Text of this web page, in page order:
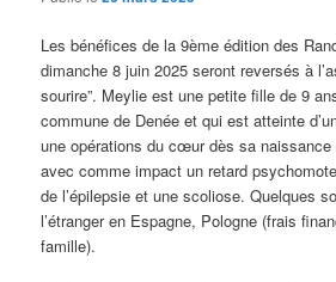
Les bénéfices de la 9ème édition des
dimanche 8 juin 2025 seront reversés à
sourire”. Meylie est une petite fille de 9
commune de Denée et qui est atteinte
une opérations du cœur dès sa naissance
avec comme impact un retard
de l’épilepsie et une scoliose. Quelques
l’étranger en Espagne, Pologne (frais
famille).